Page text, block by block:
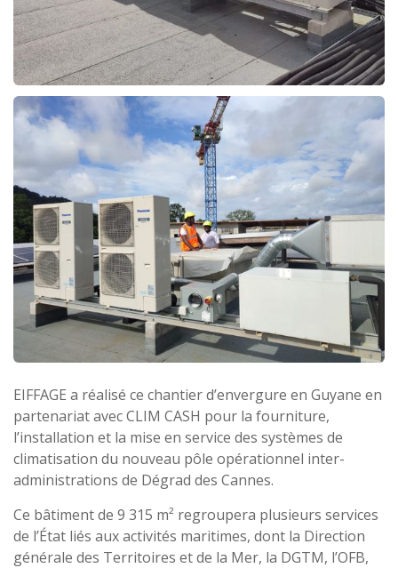
EIFFAGE a réalisé ce chantier d’envergure en Guyane en
partenariat avec CLIM CASH pour la fourniture,
l’installation et la mise en service des systèmes de
climatisation du nouveau pôle opérationnel inter-
administrations de Dégrad des Cannes.
Ce bâtiment de 9 315 m² regroupera plusieurs services
de l’État liés aux activités maritimes, dont la Direction
générale des Territoires et de la Mer, la DGTM, l’OFB,